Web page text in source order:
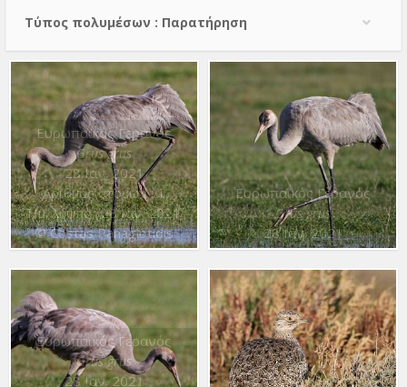
Τύπος πολυμέσων : Παρατήρηση
Ευρωπαϊκός Γερανός
Grus grus
28 Ιαν. 2021
Αριθμός ατόμων : 1
Ημ. λήψης : 28 Ιαν. 2021
© Costas Panagiotidis
Ευρωπαϊκός Γερανός
Grus grus
28 Ιαν. 2021
Ευρωπαϊκός Γερανός
Grus grus
28 Ιαν. 2021